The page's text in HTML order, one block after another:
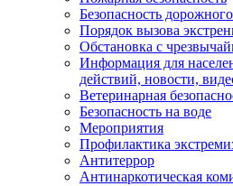
Безопасность
Порядок вызова
Обстановка с
Информация для
действий, новости,
Ветеринарная
Безопасность на воде
Мероприятия
Профилактика
Антитеррор
Антинаркотическая